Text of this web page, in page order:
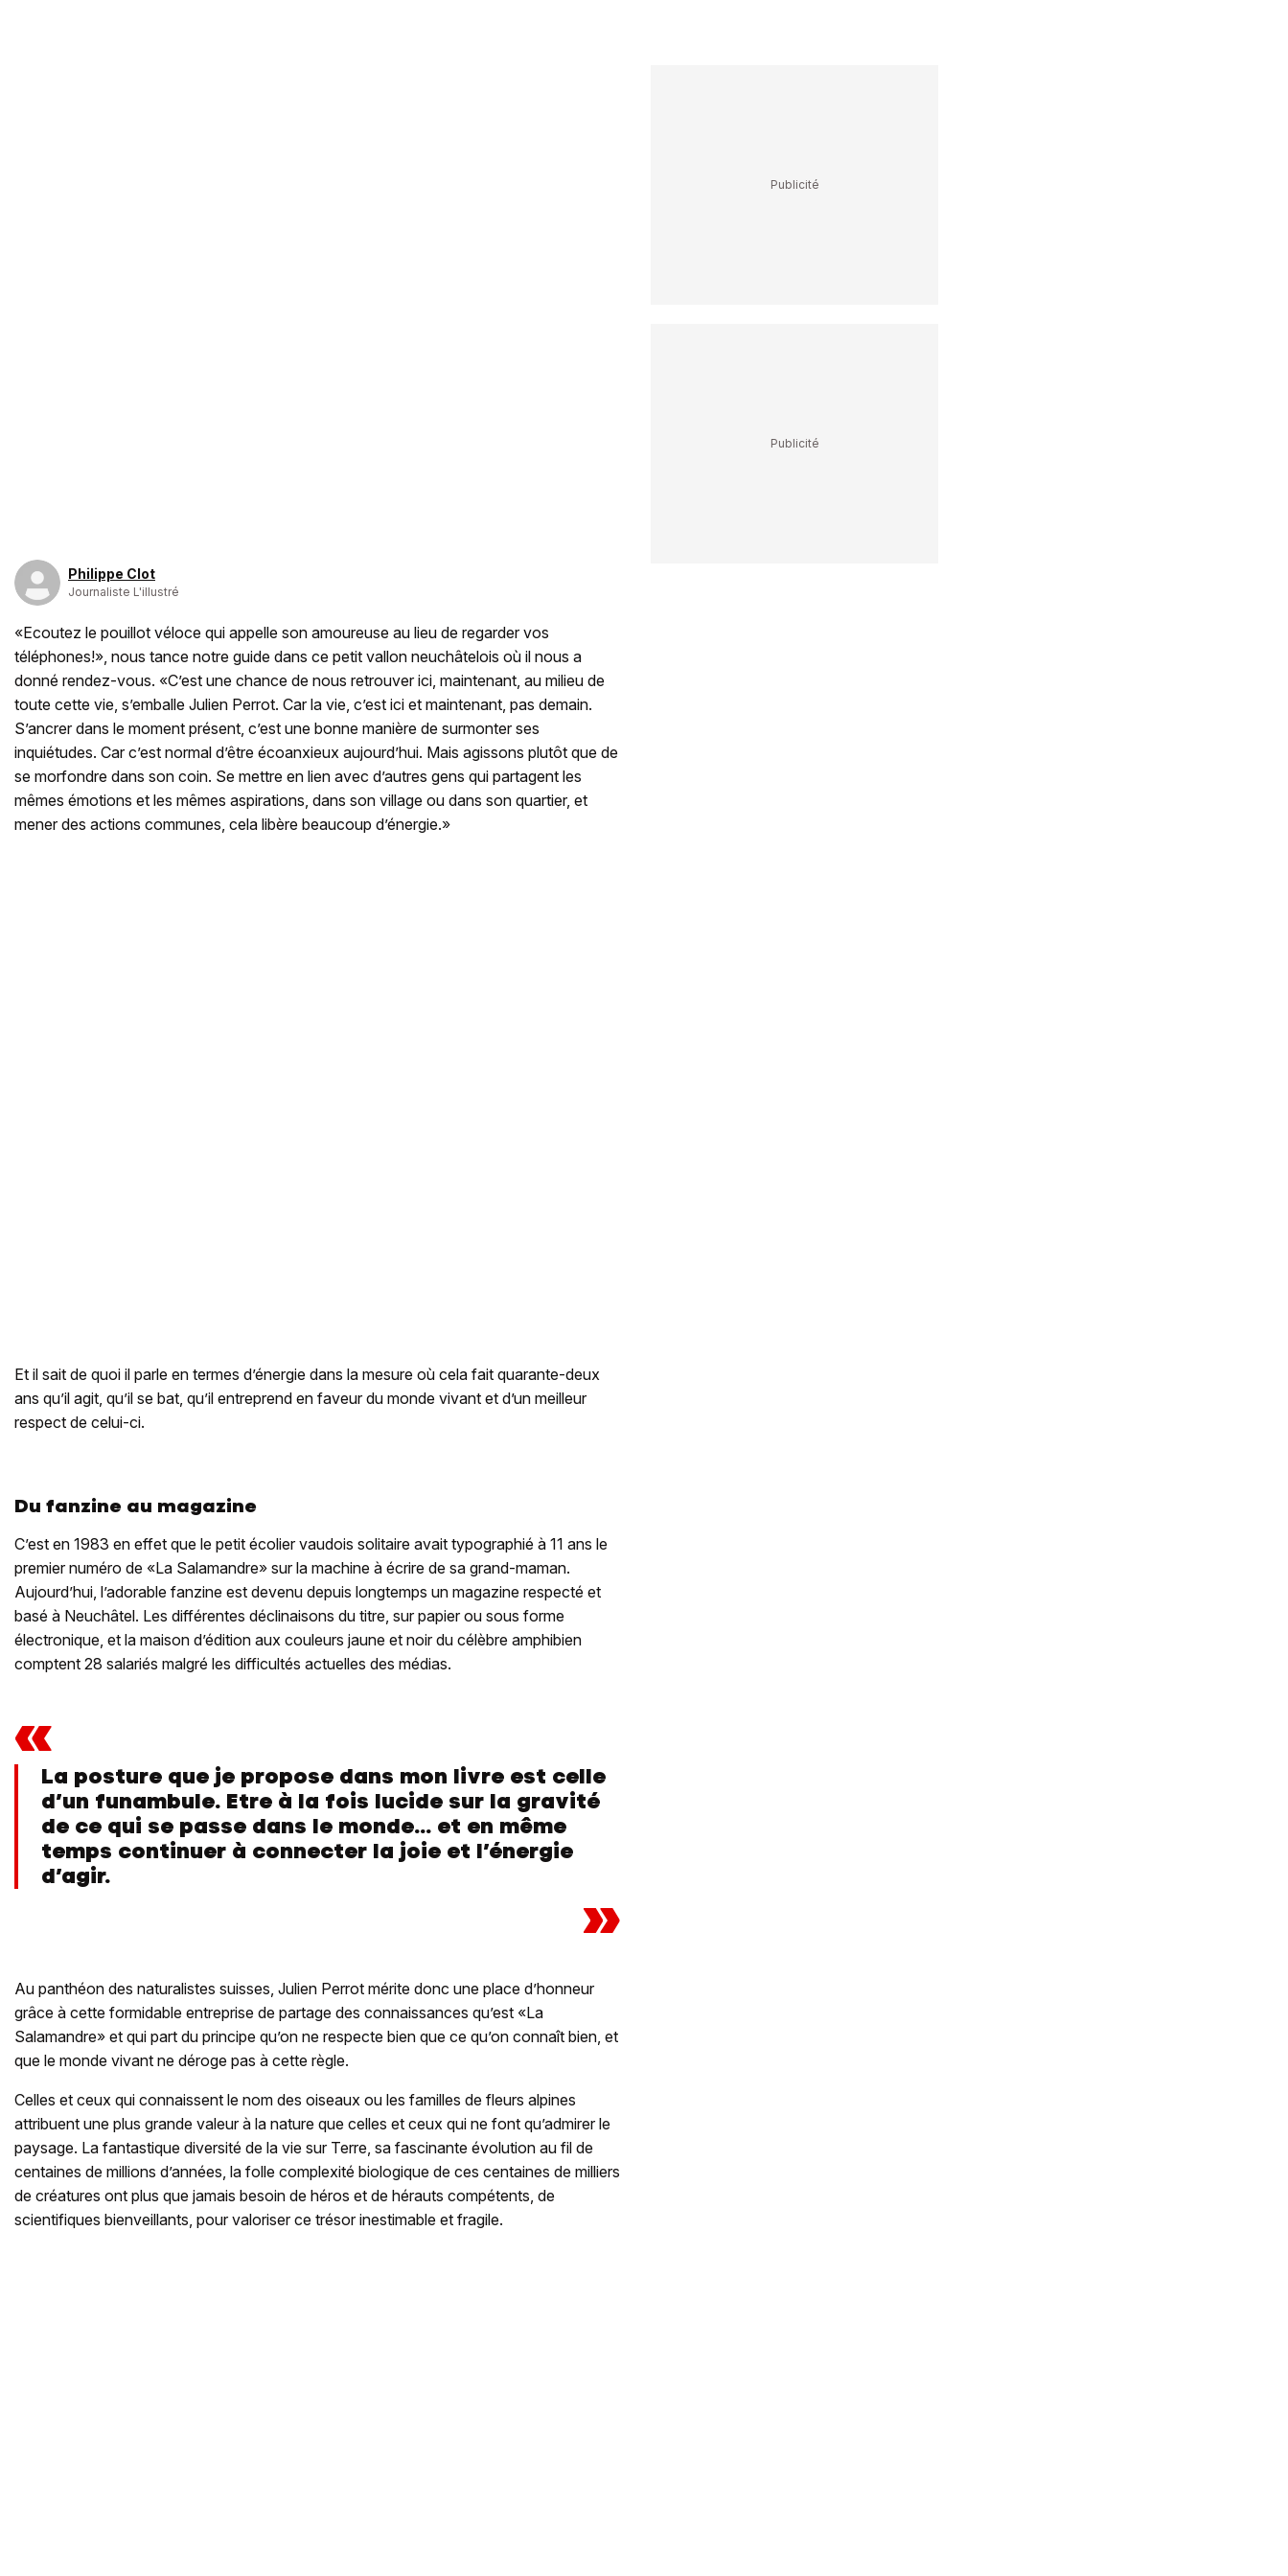
Philippe Clot
Journaliste L'illustré
«Ecoutez le pouillot véloce qui appelle son amoureuse au lieu de regarder vos
téléphones!», nous tance notre guide dans ce petit vallon neuchâtelois où il nous a
donné rendez-vous. «C’est une chance de nous retrouver ici, maintenant, au milieu de
toute cette vie, s’emballe Julien Perrot. Car la vie, c’est ici et maintenant, pas demain.
S’ancrer dans le moment présent, c’est une bonne manière de surmonter ses
inquiétudes. Car c’est normal d’être écoanxieux aujourd’hui. Mais agissons plutôt que de
se morfondre dans son coin. Se mettre en lien avec d’autres gens qui partagent les
mêmes émotions et les mêmes aspirations, dans son village ou dans son quartier, et
mener des actions communes, cela libère beaucoup d’énergie.»
Et il sait de quoi il parle en termes d’énergie dans la mesure où cela fait quarante-deux
ans qu’il agit, qu’il se bat, qu’il entreprend en faveur du monde vivant et d’un meilleur
respect de celui-ci.
Du fanzine au magazine
C’est en 1983 en effet que le petit écolier vaudois solitaire avait typographié à 11 ans le
premier numéro de «La Salamandre» sur la machine à écrire de sa grand-maman.
Aujourd’hui, l’adorable fanzine est devenu depuis longtemps un magazine respecté et
basé à Neuchâtel. Les différentes déclinaisons du titre, sur papier ou sous forme
électronique, et la maison d’édition aux couleurs jaune et noir du célèbre amphibien
comptent 28 salariés malgré les difficultés actuelles des médias.
«
La posture que je propose dans mon livre est celle
d’un funambule. Etre à la fois lucide sur la gravité
de ce qui se passe dans le monde... et en même
temps continuer à connecter la joie et l’énergie
d’agir.
»
Au panthéon des naturalistes suisses, Julien Perrot mérite donc une place d’honneur
grâce à cette formidable entreprise de partage des connaissances qu’est «La
Salamandre» et qui part du principe qu’on ne respecte bien que ce qu’on connaît bien, et
que le monde vivant ne déroge pas à cette règle.
Celles et ceux qui connaissent le nom des oiseaux ou les familles de fleurs alpines
attribuent une plus grande valeur à la nature que celles et ceux qui ne font qu’admirer le
paysage. La fantastique diversité de la vie sur Terre, sa fascinante évolution au fil de
centaines de millions d’années, la folle complexité biologique de ces centaines de milliers
de créatures ont plus que jamais besoin de héros et de hérauts compétents, de
scientifiques bienveillants, pour valoriser ce trésor inestimable et fragile.